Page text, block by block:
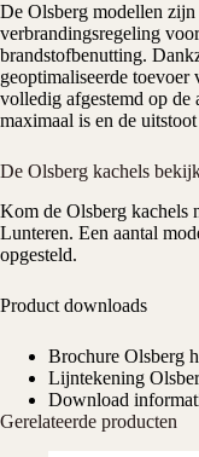
De Olsberg modellen zijn
verbrandingsregeling
brandstofbenutting.
geoptimaliseerde
volledig afgestemd op de
maximaal is en de
De Olsberg kachels
Kom de Olsberg kachels
Lunteren. Een aantal
opgesteld.
Product downloads
Brochure Olsberg
Lijntekening
Download
Gerelateerde producten